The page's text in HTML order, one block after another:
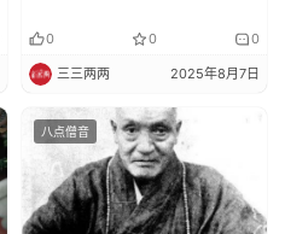
0 0 0
三三两两 2025年8月7日
八点僧音